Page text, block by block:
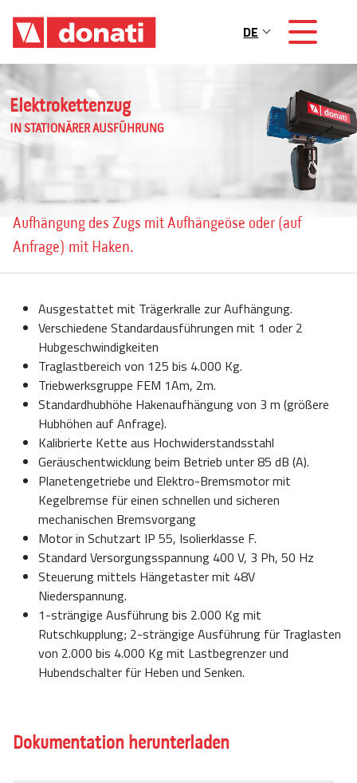
DE
Main navigation
Elektrokettenzug
IN STATIONÄRER AUSFÜHRUNG
Aufhängung des Zugs mit Aufhängeöse oder (auf
Anfrage) mit Haken.
Ausgestattet mit Trägerkralle zur Aufhängung.
Verschiedene Standardausführungen mit 1 oder 2
Hubgeschwindigkeiten
Traglastbereich von 125 bis 4.000 Kg.
Triebwerksgruppe FEM 1Am, 2m.
Standardhubhöhe Hakenaufhängung von 3 m (größere
Hubhöhen auf Anfrage).
Kalibrierte Kette aus Hochwiderstandsstahl
Geräuschentwicklung beim Betrieb unter 85 dB (A).
Planetengetriebe und Elektro-Bremsmotor mit
Kegelbremse für einen schnellen und sicheren
mechanischen Bremsvorgang
Motor in Schutzart IP 55, Isolierklasse F.
Standard Versorgungsspannung 400 V, 3 Ph, 50 Hz
Steuerung mittels Hängetaster mit 48V
Niederspannung.
1-strängige Ausführung bis 2.000 Kg mit
Rutschkupplung; 2-strängige Ausführung für Traglasten
von 2.000 bis 4.000 Kg mit Lastbegrenzer und
Hubendschalter für Heben und Senken.
Dokumentation herunterladen